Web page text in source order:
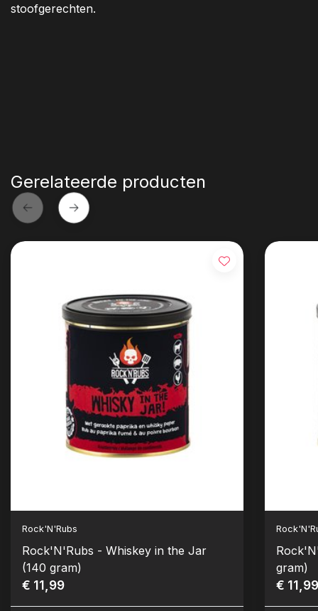
stoofgerechten.
Gerelateerde producten
Rock'N'Rubs
Rock'N'Rubs - Whiskey in the Jar
(140 gram)
€ 11,99
gram)
€